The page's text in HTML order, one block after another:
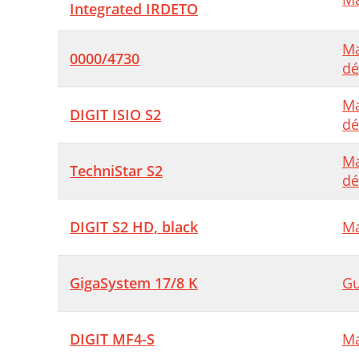
Integrated IRDETO
0000/4730
DIGIT ISIO S2
TechniStar S2
DIGIT S2 HD, black
GigaSystem 17/8 K
DIGIT MF4-S